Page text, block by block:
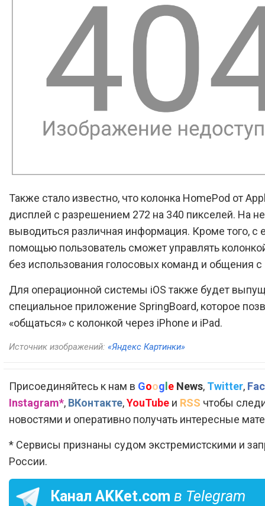
Также стало известно, что колонка HomePod от
дисплей с разрешением 272 на 340 пикселей. На
выводиться различная информация. Кроме того, с
помощью пользователь сможет управлять
без использования голосовых команд и общения с
Для операционной системы iOS также будет
специальное приложение SpringBoard, которое
«общаться» с колонкой через iPhone и iPad.
Источник изображений: «Яндекс Картинки»
Присоединяйтесь к нам в Google News, Twitter,
Instagram*, ВКонтакте,YouTube и RSS чтобы
новостями и оперативно получать интересные
* Сервисы признаны судом экстремистскими и
России.
Канал AKKet.com в Telegram